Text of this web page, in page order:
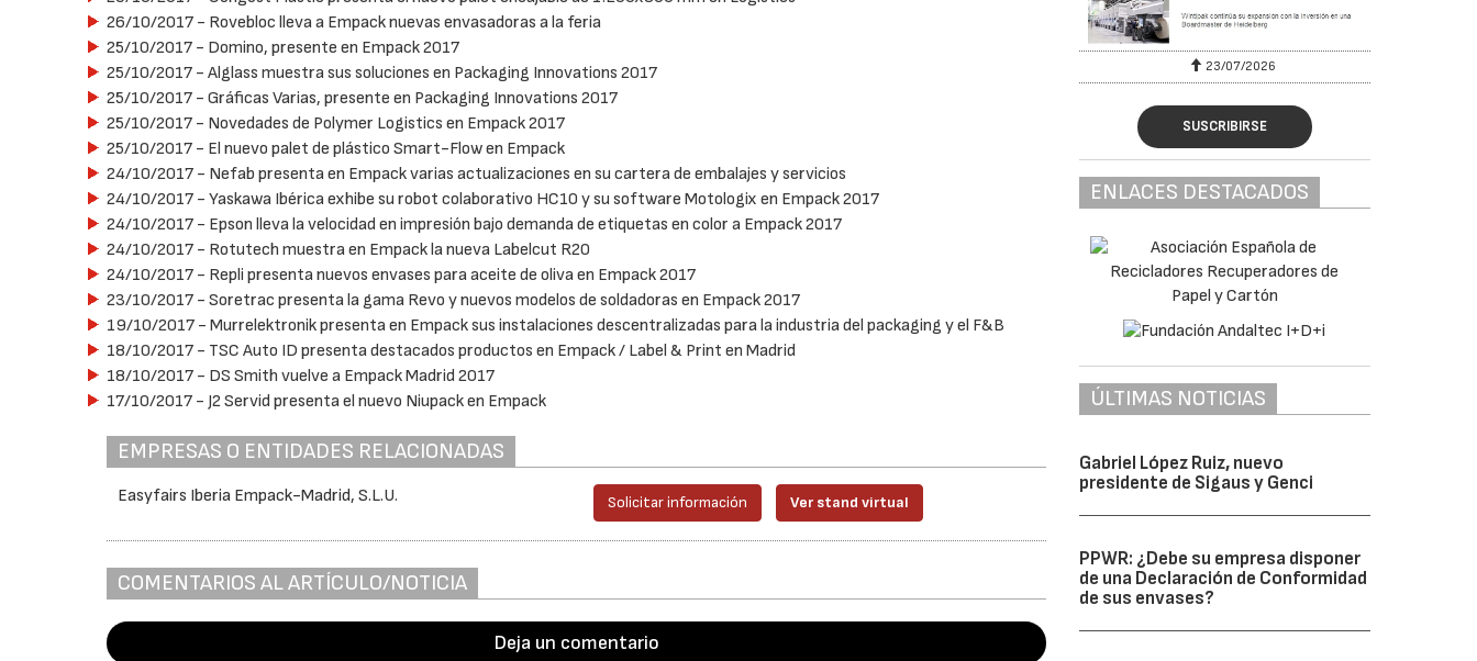
26/10/2017 - Rovebloc lleva a Empack nuevas envasadoras a la feria
25/10/2017 - Domino, presente en Empack 2017
25/10/2017 - Alglass muestra sus soluciones en Packaging Innovations 2017
25/10/2017 - Gráficas Varias, presente en Packaging Innovations 2017
25/10/2017 - Novedades de Polymer Logistics en Empack 2017
25/10/2017 - El nuevo palet de plástico Smart-Flow en Empack
24/10/2017 - Nefab presenta en Empack varias actualizaciones en su cartera de embalajes y servicios
24/10/2017 - Yaskawa Ibérica exhibe su robot colaborativo HC10 y su software Motologix en Empack 2017
24/10/2017 - Epson lleva la velocidad en impresión bajo demanda de etiquetas en color a Empack 2017
24/10/2017 - Rotutech muestra en Empack la nueva Labelcut R20
24/10/2017 - Repli presenta nuevos envases para aceite de oliva en Empack 2017
23/10/2017 - Soretrac presenta la gama Revo y nuevos modelos de soldadoras en Empack 2017
19/10/2017 - Murrelektronik presenta en Empack sus instalaciones descentralizadas para la industria del packaging y el F&B
18/10/2017 - TSC Auto ID presenta destacados productos en Empack / Label & Print en Madrid
18/10/2017 - DS Smith vuelve a Empack Madrid 2017
17/10/2017 - J2 Servid presenta el nuevo Niupack en Empack
EMPRESAS O ENTIDADES RELACIONADAS
Easyfairs Iberia Empack-Madrid, S.L.U. Solicitar información Ver stand virtual
COMENTARIOS AL ARTÍCULO/NOTICIA
Deja un comentario
23/07/2026 23/07/2026
SUSCRIBIRSE
ENLACES DESTACADOS
ÚLTIMAS NOTICIAS
Gabriel López Ruiz, nuevo
presidente de Sigaus y Genci
PPWR: ¿Debe su empresa disponer
de una Declaración de Conformidad
de sus envases?